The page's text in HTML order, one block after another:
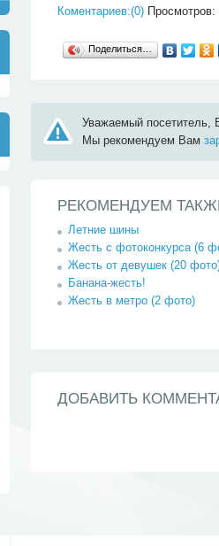
Коментариев:(0) Просмотров:
Поделиться…
Уважаемый посетитель,
Мы рекомендуем Вам
РЕКОМЕНДУЕМ
Летние шины
Жесть с фотоконкурса (6
Жесть от девушек (20
Банана-жесть!
Жесть в метро (2 фото)
ДОБАВИТЬ